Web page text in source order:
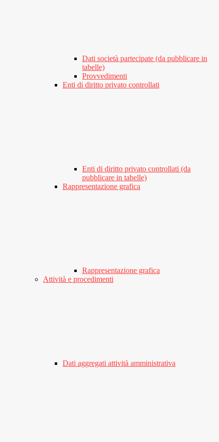
Dati società partecipate (da pubblicare in
tabelle)
Provvedimenti
Enti di diritto privato controllati
Enti di diritto privato controllati (da
pubblicare in tabelle)
Rappresentazione grafica
Rappresentazione grafica
Attività e procedimenti
Dati aggregati attività amministrativa